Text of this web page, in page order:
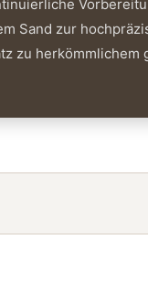
Sand zur
zu herkömmlichem